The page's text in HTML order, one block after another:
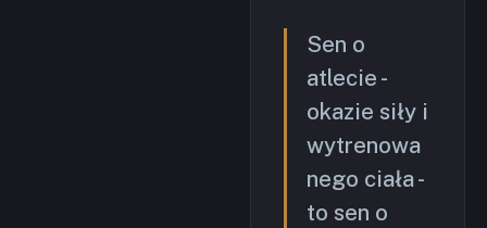
Sen o
atlecie -
okazie siły i
wytrenowa
nego ciała -
to sen o